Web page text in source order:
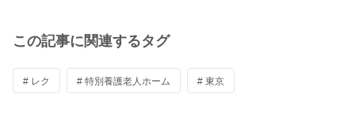
この記事に関連するタグ
# レク # 特別養護老人ホーム # 東京